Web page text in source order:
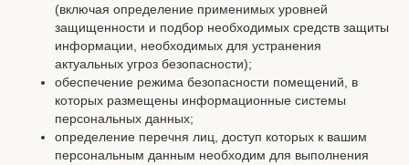
(включая определение применимых уровней
защищенности и подбор необходимых средств защиты
информации, необходимых для устранения
актуальных угроз безопасности);
обеспечение режима безопасности помещений, в
которых размещены информационные системы
персональных данных;
определение перечня лиц, доступ которых к вашим
персональным данным необходим для выполнения
Политика конфиденциальности
Согласие на обработку ПД
Контакты и реквизиты